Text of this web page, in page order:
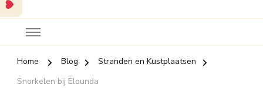
Home Blog
Stranden en Kustplaatsen
Snorkelen bij Elounda